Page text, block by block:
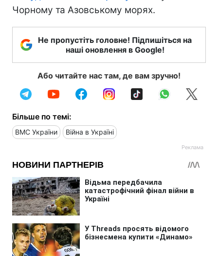
Чорному та Азовському морях.
Не пропустіть головне! Підпишіться на
наші оновлення в Google!
Або читайте нас там, де вам зручно!
Більше по темі:
ВМС України Війна в Україні